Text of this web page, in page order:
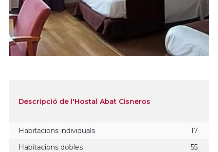
Descripció de l'Hostal Abat Cisneros
Habitacions individuals
17
Habitacions dobles
55